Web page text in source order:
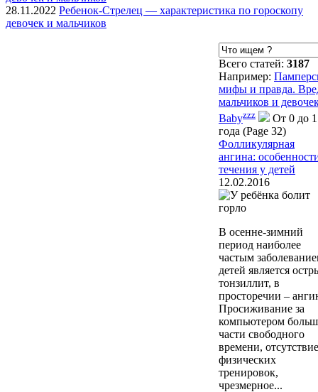
28.11.2022 Ребенок-Стрелец — характеристика по гороскопу
девочек и мальчиков
Всего статей: 3187
Например:
мифы и правда.
мальчиков и
Babyzzz
От 0 до 1
года (Page 32)
Фолликулярная
ангина:
течения у детей
12.02.2016
В осенне-зимний
период наиболее
частым
детей является
тонзиллит, в
просторечии –
Просиживание за
компьютером
части свободного
времени, отсутствие
физических
тренировок,
чрезмерное...